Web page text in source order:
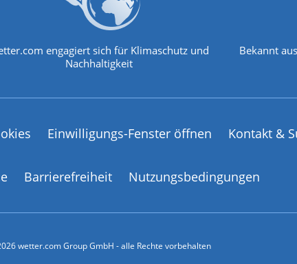
engagiert sich für Klimaschutz und
Nachhaltigkeit
Bekannt
Einwilligungs-Fenster öffnen Kontakt &
Barrierefreiheit Nutzungsbedingungen
wetter.com Group GmbH - alle Rechte vorbehalten